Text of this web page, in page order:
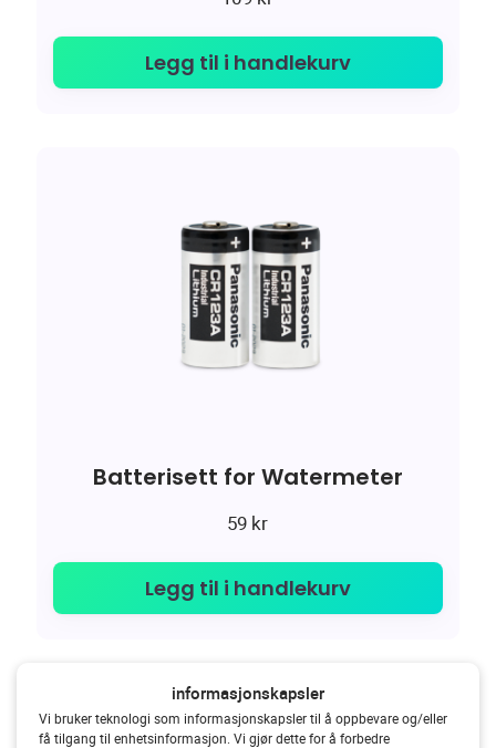
informasjonskapsler
Vi bruker teknologi som informasjonskapsler til å oppbevare og/eller
få tilgang til enhetsinformasjon. Vi gjør dette for å forbedre
Legg til i handlekurv
Batterisett for Watermeter
59 kr
Legg til i handlekurv